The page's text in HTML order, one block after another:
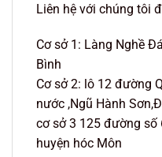
Liên hệ với chúng tôi
Cơ sở 1: Làng Nghề
Bình
Cơ sở 2: lô 12 đường
nước ,Ngũ Hành
cơ sở 3 125 đường số
huyện hóc Môn